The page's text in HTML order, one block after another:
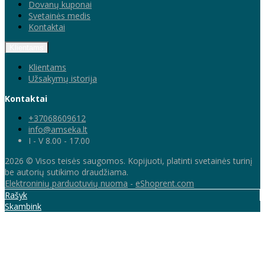
Dovanų kuponai
Svetainės medis
Kontaktai
Klientams
Užsakymų istorija
Kontaktai
+37068609612
info@amseka.lt
I - V 8.00 - 17.00
2026 © Visos teisės saugomos. Kopijuoti, platinti svetainės turinį
be autorių sutikimo draudžiama.
Elektroninių parduotuvių nuoma - eShoprent.com
Rašyk
Skambink